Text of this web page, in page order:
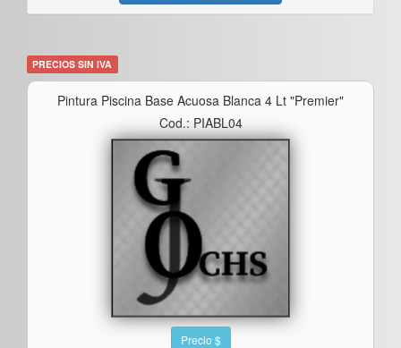
PRECIOS SIN IVA
Pintura Piscina Base Acuosa Blanca 4 Lt "premier"
Cod.: PIABL04
Precio $